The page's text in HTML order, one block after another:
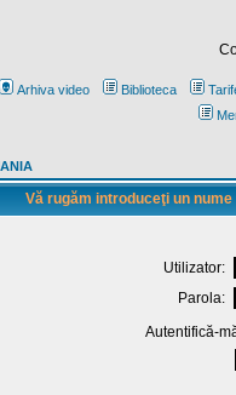
Arhiva video Biblioteca
Vă rugăm introduceţi un
Utilizator:
Parola:
Autentifică-